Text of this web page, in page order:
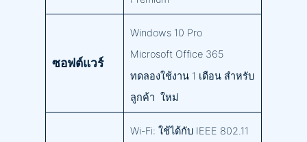
ซอฟต์แวร์
Windows 10 Pro
Microsoft Office 365
ทดลองใช้งาน 1 เดือน สำหรับ
ลูกค้า ใหม่
Wi-Fi: ใช้ได้กับ IEEE 802.11